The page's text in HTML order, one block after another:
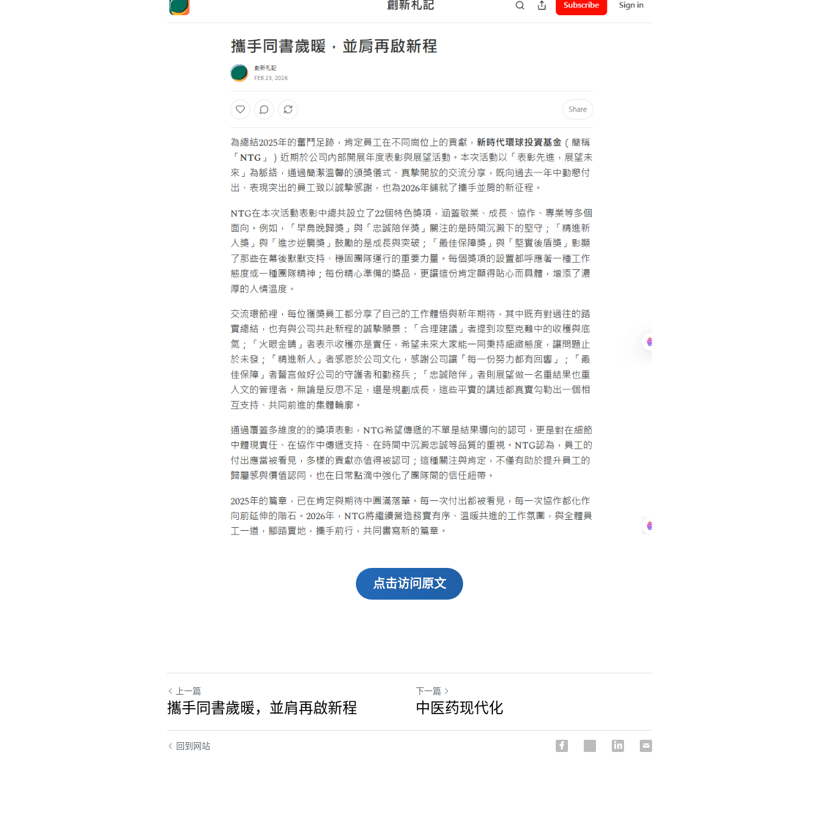
点击访问原文
上一篇
攜手同書歲暖，並肩再啟新程
下一篇
中医药现代化
回到网站